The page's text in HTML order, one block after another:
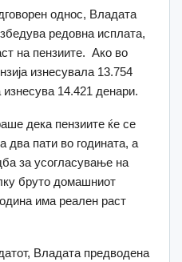
однос, Владата
редовна исплата,
на пензиите. Ако во
изнесувала 13.754
14.421 денари.
дека пензиите ќе се
два пати во годината, а
за усогласување на
бруто домашниот
има реален раст
Владата предводена